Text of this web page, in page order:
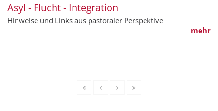
Asyl - Flucht - Integration
Hinweise und Links aus pastoraler Perspektive
mehr